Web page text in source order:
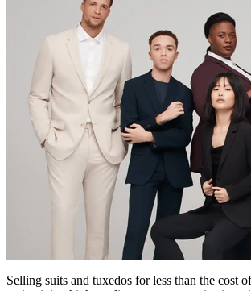
Selling suits and tuxedos for less than the cost